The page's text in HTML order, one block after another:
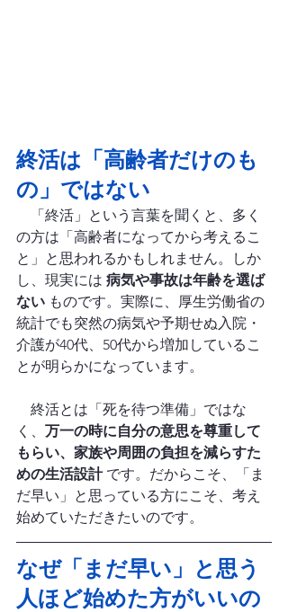
終活は「高齢者だけのも
の」ではない
「終活」という言葉を聞くと、多く
の方は「高齢者になってから考えるこ
と」と思われるかもしれません。しか
し、現実には 病気や事故は年齢を選ば
ない ものです。実際に、厚生労働省の
統計でも突然の病気や予期せぬ入院・
介護が40代、50代から増加しているこ
とが明らかになっています。
終活とは「死を待つ準備」ではな
く、 万一の時に自分の意思を尊重して
もらい、家族や周囲の負担を減らすた
めの生活設計 です。だからこそ、「ま
だ早い」と思っている方にこそ、考え
始めていただきたいのです。
なぜ「まだ早い」と思う
人ほど始めた方がいいの